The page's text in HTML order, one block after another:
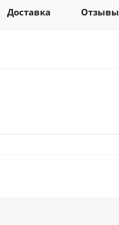
Доставка Отзывы